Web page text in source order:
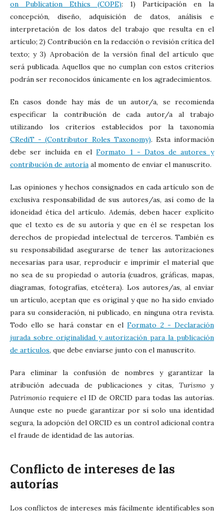
on Publication Ethics (COPE): 1) Participación en la
concepción, diseño, adquisición de datos, análisis e
interpretación de los datos del trabajo que resulta en el
artículo; 2) Contribución en la redacción o revisión crítica del
texto; y 3) Aprobación de la versión final del artículo que
será publicada. Aquellos que no cumplan con estos criterios
podrán ser reconocidos únicamente en los agradecimientos.
En casos donde hay más de un autor/a, se recomienda
especificar la contribución de cada autor/a al trabajo
utilizando los criterios establecidos por la taxonomía
CRediT - (Contributor Roles Taxonomy). Esta información
debe ser incluida en elFormato 1 - Datos de autores y
contribución de autoría al momento de enviar el manuscrito.
Las opiniones y hechos consignados en cada artículo son de
exclusiva responsabilidad de sus autores/as, así como de la
idoneidad ética del artículo. Además, deben hacer explícito
que el texto es de su autoría y que en él se respetan los
derechos de propiedad intelectual de terceros. También es
su responsabilidad asegurarse de tener las autorizaciones
necesarias para usar, reproducir e imprimir el material que
no sea de su propiedad o autoría (cuadros, gráficas, mapas,
diagramas, fotografías, etcétera). Los autores/as, al enviar
un artículo, aceptan que es original y que no ha sido enviado
para su consideración, ni publicado, en ninguna otra revista.
Todo ello se hará constar en elFormato 2 - Declaración
jurada sobre originalidad y autorización para la publicación
de artículos, que debe enviarse junto con el manuscrito.
Para eliminar la confusión de nombres y garantizar la
atribución adecuada de publicaciones y citas, Turismo y
Patrimonio requiere el ID de ORCID para todas las autorías.
Aunque este no puede garantizar por sí solo una identidad
segura, la adopción del ORCID es un control adicional contra
el fraude de identidad de las autorías.
Conflicto de intereses de las
autorías
Los conflictos de intereses más fácilmente identificables son